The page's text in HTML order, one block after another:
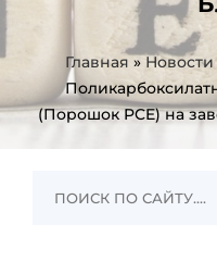
Главная » Новости
(Порошок PCE) на